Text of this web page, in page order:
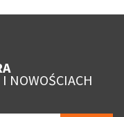
NOWOŚCIACH